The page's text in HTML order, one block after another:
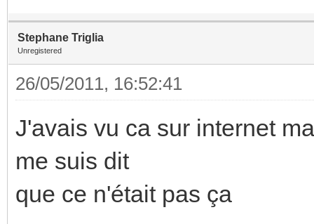
Stephane Triglia
Unregistered
26/05/2011, 16:52:41
J'avais vu ca sur internet
me suis dit
que ce n'était pas ça